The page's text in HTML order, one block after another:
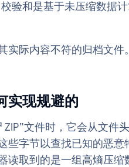
校验和是基于未压缩数据
实际内容不符的归档文
实现规避的
ZIP”文件时，它会从文件
些字节以查找已知的恶
读取到的是一组高熵压